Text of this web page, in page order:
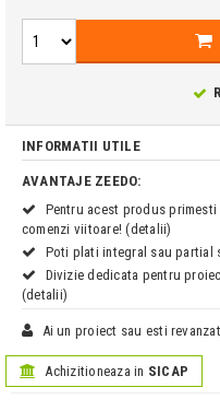
INFORMATII UTILE
AVANTAJE ZEEDO:
Pentru acest produs primesti
comenzi viitoare! (detalii)
Poti plati integral sau partial
Divizie dedicata pentru
(detalii)
Ai un proiect sau esti
Achizitioneaza in SICAP